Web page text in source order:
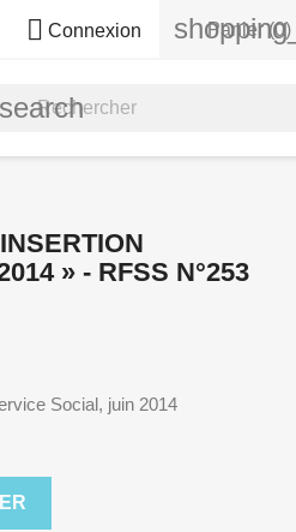
 Connexion Panier (0)
search
» - RFSS N°253
Social, juin 2014